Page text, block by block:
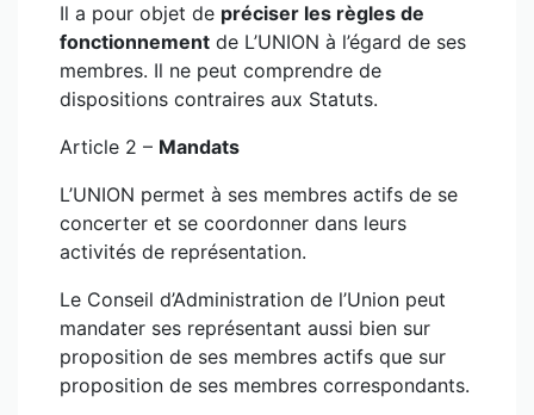
Il a pour objet de préciser les règles de
fonctionnement de L’UNION à l’égard de ses
membres. Il ne peut comprendre de
dispositions contraires aux Statuts.
Article 2 – Mandats
L’UNION permet à ses membres actifs de se
concerter et se coordonner dans leurs
activités de représentation.
Le Conseil d’Administration de l’Union peut
mandater ses représentant aussi bien sur
proposition de ses membres actifs que sur
proposition de ses membres correspondants.